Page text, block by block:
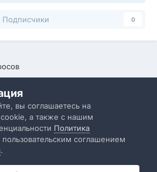
Подписчики 0
Обратная связь
IBResource
by Invision Community
вы соглашаетесь на
а также с нашим
Политика
пользовательским соглашением
.